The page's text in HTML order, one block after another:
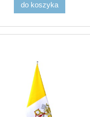
do koszyka